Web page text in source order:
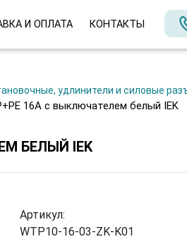
И ОПЛАТА КОНТАКТЫ
удлинители и силовые
16А с выключателем белый IEK
БЕЛЫЙ IEK
Артикул:
WTP10-16-03-ZK-K01